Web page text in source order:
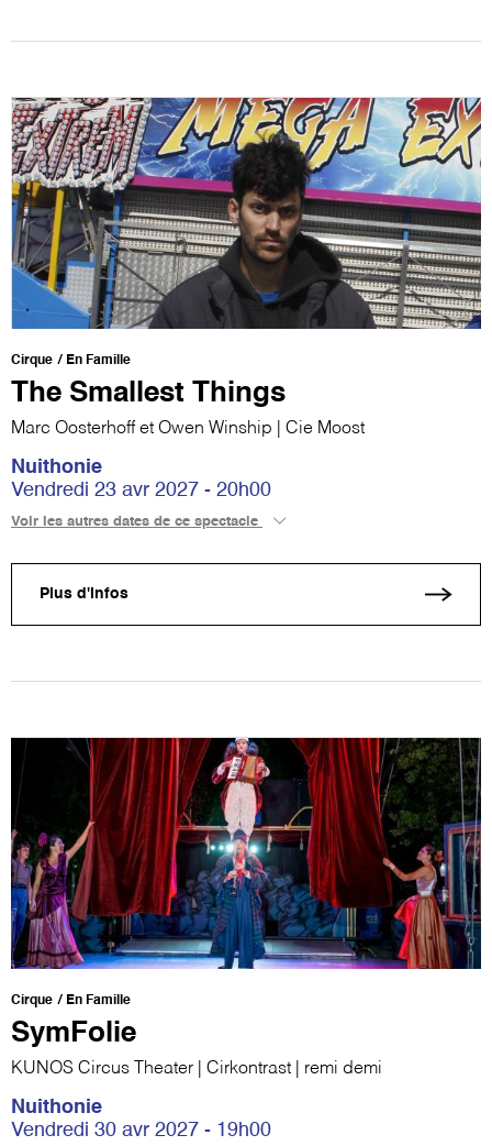
Cirque En Famille
The Smallest Things
Marc Oosterhoff et Owen Winship | Cie Moost
Nuithonie
Vendredi 23 avr 2027 - 20h00
Voir les autres dates de ce spectacle
Plus d'infos
Cirque En Famille
SymFolie
KUNOS Circus Theater | Cirkontrast | remi demi
Nuithonie
Vendredi 30 avr 2027 - 19h00